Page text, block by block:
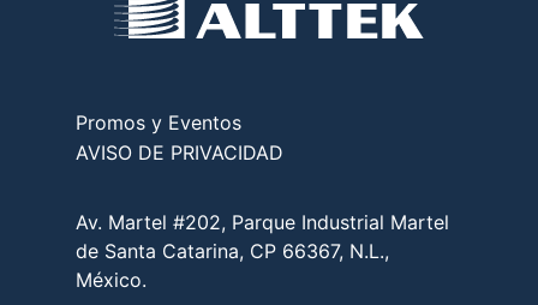
Promos y Eventos
AVISO DE PRIVACIDAD
Av. Martel #202, Parque Industrial Martel
de Santa Catarina, CP 66367, N.L.,
México.